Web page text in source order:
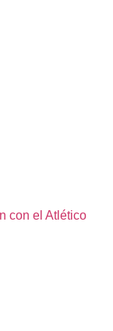
con el Atlético